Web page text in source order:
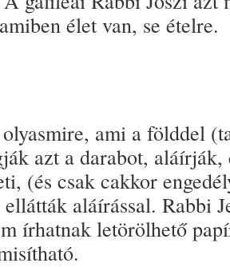
élet van, se ételre.
ami a földdel
azt a darabot,
(és csak cakkor
aláírással. Rabbi
írhatnak letörölhető